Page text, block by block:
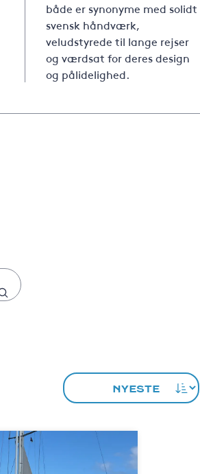
både er synonyme med solidt
svensk håndværk,
veludstyrede til lange rejser
og værdsat for deres design
og pålidelighed.